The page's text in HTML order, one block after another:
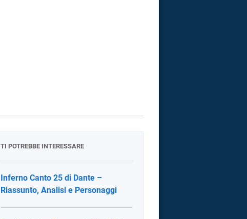
TI POTREBBE INTERESSARE
Inferno Canto 25 di Dante –
Riassunto, Analisi e Personaggi